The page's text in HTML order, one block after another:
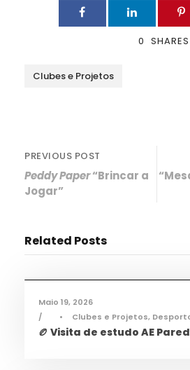
0 SHARES
Clubes e Projetos
PREVIOUS POST
Peddy Paper“Brincar a
Jogar”
Related Posts
Maio 19, 2026
•
Clubes e Projetos,
🏉 Visita de estudo AE